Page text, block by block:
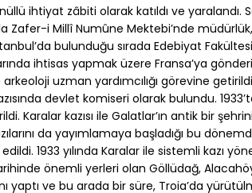
ihtiyat zâbiti olarak katıldı ve
Zafer-i Millî Numûne Mektebi’nde
bulunduğu sırada Edebiyat
ihtisas yapmak üzere Fransa’ya
uzman yardımcılığı görevine getirildi
devlet komiseri olarak bulundu.
Karalar kazısı ile Galatlar’ın antik bir
da yayımlamaya başladığı bu
1933 yılında Karalar ile sistemli kazı
önemli yerleri olan Göllüdağ,
yaptı ve bu arada bir süre, Troia’da